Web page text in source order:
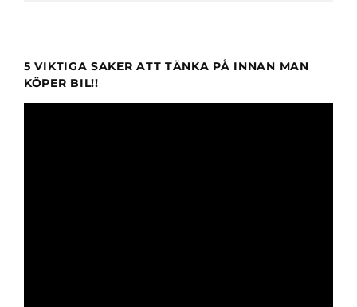
5 VIKTIGA SAKER ATT TÄNKA PÅ INNAN MAN
KÖPER BIL!!